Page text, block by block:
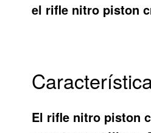
el rifle nitro piston
El rifle nitro piston